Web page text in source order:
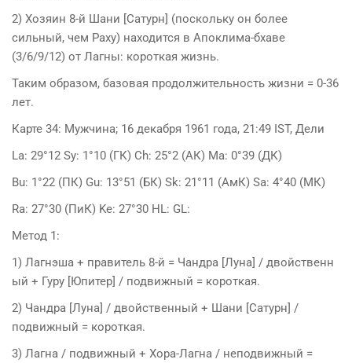
2) Хозяин 8-й Шани [Сатурн] (поскольку он более
сильный, чем Раху) находится в Апоклима-бхаве
(3/6/9/12) от Лагны: короткая жизнь.
Таким образом, базовая продолжительность жизни = 0-36
лет.
Карте 34: Мужчина; 16 декабря 1961 года, 21:49 IST, Дели
La: 29°12 Sy: 1°10 (ГК) Ch: 25°2 (АК) Ma: 0°39 (ДК)
Bu: 1°22 (ПК) Gu: 13°51 (БК) Sk: 21°11 (АмК) Sa: 4°40 (МК)
Ra: 27°30 (ПиК) Ke: 27°30 HL: GL:
Метод 1:
1) Лагнэша + правитель 8-й = Чандра [Луна] / двойственн
ый + Гуру [Юпитер] / подвижный = короткая.
2) Чандра [Луна] / двойственный + Шани [Сатурн] /
подвижный = короткая.
3) Лагна / подвижный + Хора-Лагна / неподвижный =